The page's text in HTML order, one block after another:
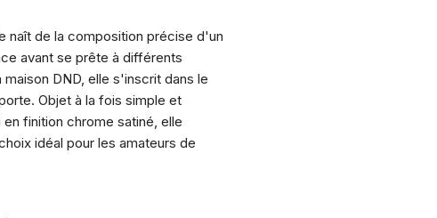
naît de la composition précise d'un
avant se prête à différents
DND, elle s'inscrit dans le
Objet à la fois simple et
finition chrome satiné, elle
idéal pour les amateurs de